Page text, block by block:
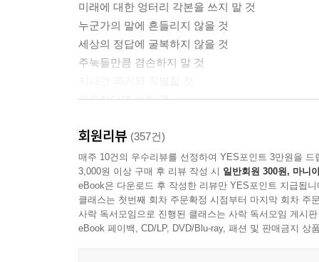
사람을 불행하게 하는 두려움의 실체는 가난이
있다.
--- 「방황하는 어른이 될 것」 중에서
냉담한 세상에서 인간성을 잃지 않고 살아가기
맞서야 한다. 그리고 나와 타인을 위해, 더 나은
을 견디고 있는 그대로의 나로서 살아가기 위하여.
---「에필로그」중에서
미래에 대한 엉터리 각본을 쓰지 말 것
누군가의 말에 흔들리지 않을 것
세상의 정답에 굴복하지 않을 것
주눅들만큼 겸손하지 말 것
필요하다면 버틸 것
누구도 흉내 내지 않고 누구도 부러워하지 않는
나를 인정하고 사랑하는 방법을 말하다
아무런 잘못 없이 스스로를 질책해야 했던 나와 닮
우린 잘못이 없다고. 나로서 당당하게 살아가도 된
회원리뷰 (357건)
매주 10건의 우수리뷰를 선정하여 YES포인트 3만원을 드
3,000원 이상 구매 후 리뷰 작성 시 일반회원 300원, 마니
eBook은 다운로드 후 작성한 리뷰만 YES포인트 지급됩니
클래스는 첫번째 회차 주문확정 시점부터 마지막 회차 주
사락 독서모임으로 진행된 클래스는 사락 독서모임 게시
eBook 페이백, CD/LP, DVD/Blu-ray, 패션 및 판매금지 상